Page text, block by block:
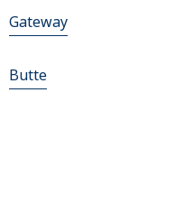
Gateway
Butte